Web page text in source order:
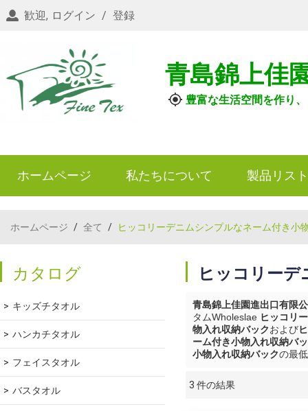
歓迎, ログイン / 登録
青島錦上佳
豊富な生活空間を作り
ホームページ 私たちについて 製品リスト
ホームページ / 全て / ヒッコリーデニムシンプルなネーム付き小
カタログ
キッズチタオル
ハンカチタオル
フェイスタオル
バスタオル
ヒッコリー
青島錦上佳園進出口有限
タムWholeslae ヒッコリ
物入れ収納バックおよび
ーム付き小物入れ収納バ
小物入れ収納バックの最
3 件の結果